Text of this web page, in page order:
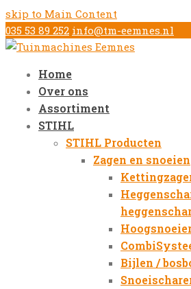
skip to Main Content
035 53 89 252 info@tm-eemnes.nl
Home
Over ons
Assortiment
STIHL
STIHL Producten
Zagen en snoeien
Bijlen /